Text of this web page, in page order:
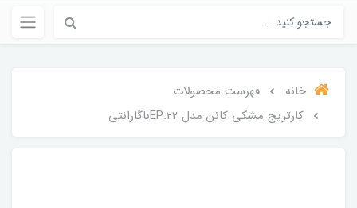
خانه
فهرست محصولات
کارتریج مشکی کانن مدل EP.22باگارانتی